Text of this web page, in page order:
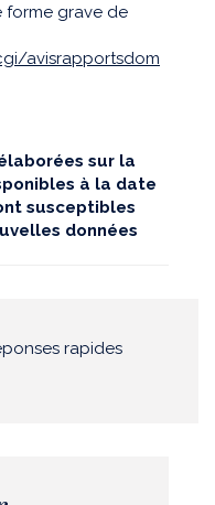
forme grave de
avisrapportsdom
sur la
à la date
susceptibles
données
rapides